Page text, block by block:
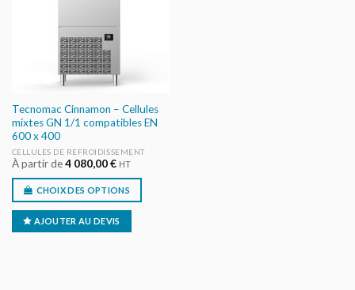
Tecnomac Cinnamon – Cellules
mixtes GN 1/1 compatibles EN
600 x 400
CELLULES DE REFROIDISSEMENT
À partir de4 080,00€ HT
CHOIX DES OPTIONS
AJOUTER AU DEVIS